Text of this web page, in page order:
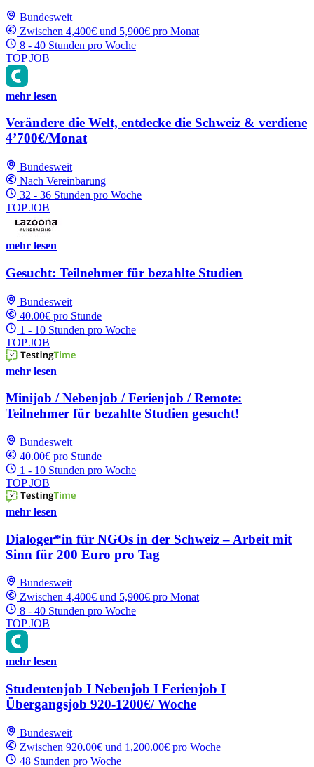
Bundesweit
Zwischen 4,400€ und 5,900€ pro Monat
8 - 40 Stunden pro Woche
TOP JOB
mehr lesen
Verändere die Welt, entdecke die Schweiz & verdiene
4’700€/Monat
Bundesweit
Nach Vereinbarung
32 - 36 Stunden pro Woche
TOP JOB
mehr lesen
Gesucht: Teilnehmer für bezahlte Studien
Bundesweit
40.00€ pro Stunde
1 - 10 Stunden pro Woche
TOP JOB
mehr lesen
Minijob / Nebenjob / Ferienjob / Remote:
Teilnehmer für bezahlte Studien gesucht!
Bundesweit
40.00€ pro Stunde
1 - 10 Stunden pro Woche
TOP JOB
mehr lesen
Dialoger*in für NGOs in der Schweiz – Arbeit mit
Sinn für 200 Euro pro Tag
Bundesweit
Zwischen 4,400€ und 5,900€ pro Monat
8 - 40 Stunden pro Woche
TOP JOB
mehr lesen
Studentenjob I Nebenjob I Ferienjob I
Übergangsjob 920-1200€/ Woche
Bundesweit
Zwischen 920.00€ und 1,200.00€ pro Woche
48 Stunden pro Woche